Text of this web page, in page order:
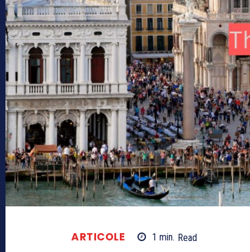
ARTICOLE 1 min. Read